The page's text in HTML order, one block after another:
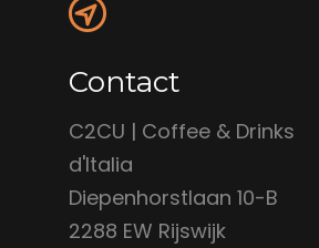
Contact
C2CU | Coffee & Drinks
d'Italia
Diepenhorstlaan 10-B
2288 EW Rijswijk